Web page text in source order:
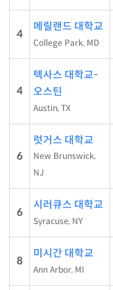
4
메릴랜드 대학교
College Park, MD
4
텍사스 대학교-
오스틴
Austin, TX
6
럿거스 대학교
New Brunswick,
NJ
6
시러큐스 대학교
Syracuse, NY
8
미시간 대학교
Ann Arbor, MI